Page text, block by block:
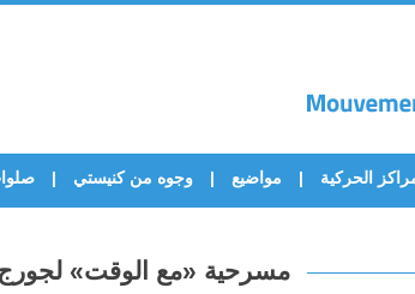
الحركية مواضيع وجوه من كنيستي
مسرحية «مع الوقت»